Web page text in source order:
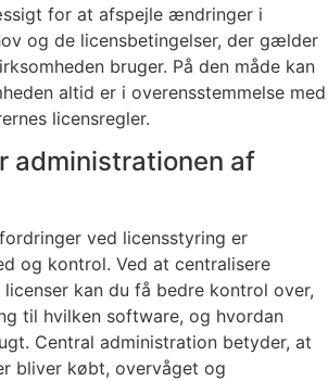
for at afspejle ændringer i
og de licensbetingelser, der gælder
bruger. På den måde kan
altid er i overensstemmelse med
licensregler.
administrationen af
ved licensstyring er
og kontrol. Ved at centralisere
kan du få bedre kontrol over,
til hvilken software, og hvordan
Central administration betyder, at
bliver købt, overvåget og